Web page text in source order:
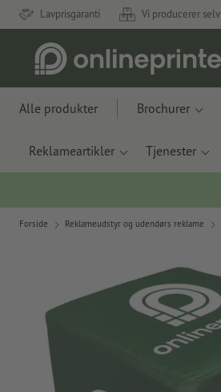
Lavprisgaranti Vi producerer selv
Alle produkter Brochurer
Reklameartikler Tjenester
Forside Reklameudstyr og udendørs reklame